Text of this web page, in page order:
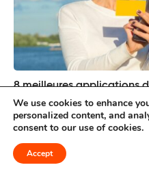
8 meilleures applications
numériques pour tous les
We use cookies to enhance
personalized content, and
consent to our use of cookies.
Accept